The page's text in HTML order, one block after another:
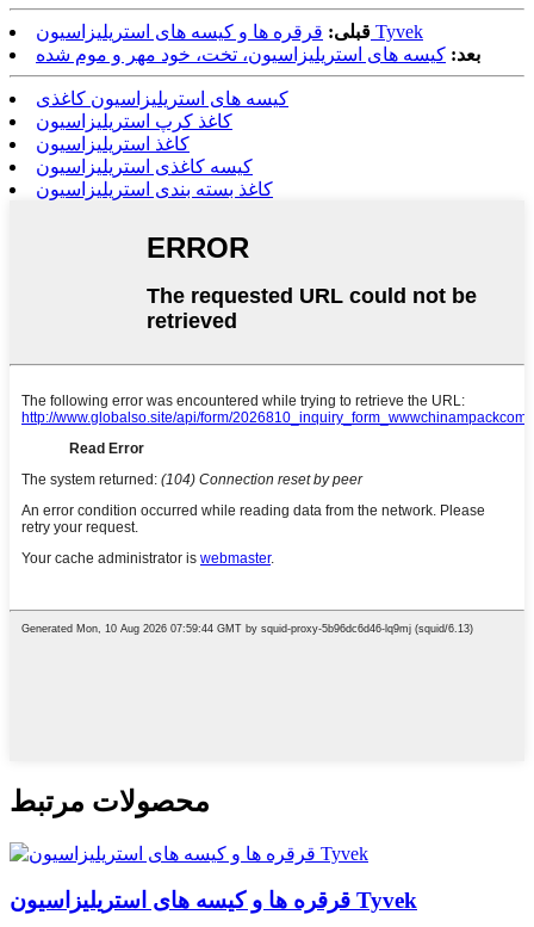
قبلی: قرقره ها و کیسه های استریلیزاسیون Tyvek
بعد: کیسه های استریلیزاسیون، تخت، خود مهر و موم شده
کیسه های استریلیزاسیون کاغذی
کاغذ کرپ استریلیزاسیون
کاغذ استریلیزاسیون
کیسه کاغذی استریلیزاسیون
کاغذ بسته بندی استریلیزاسیون
محصولات مرتبط
قرقره ها و کیسه های استریلیزاسیون Tyvek